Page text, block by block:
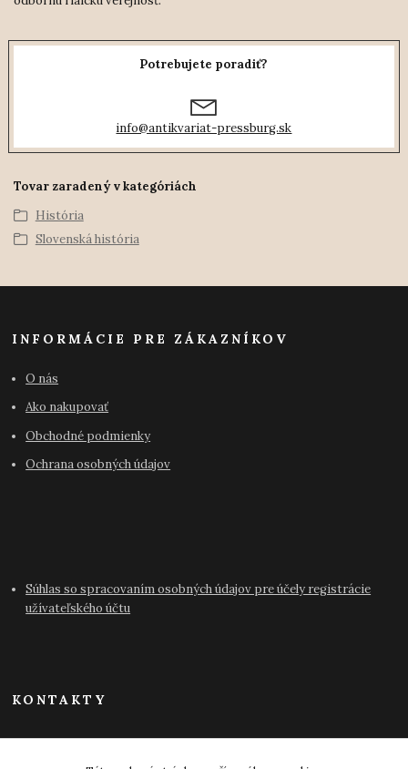
Potrebujete poradiť?
info@antikvariat-pressburg.sk
Tovar zaradený v kategóriách
História
Slovenská história
INFORMÁCIE PRE ZÁKAZNÍKOV
O nás
Ako nakupovať
Obchodné podmienky
Ochrana osobných údajov
Súhlas so spracovaním osobných údajov pre účely registrácie
užívateľského účtu
KONTAKTY